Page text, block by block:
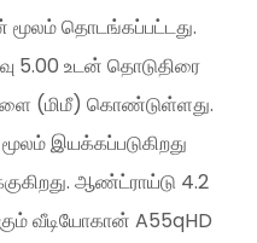
தொடங்கப்பட்டது.
5.00 உடன் தொடுதிரை
(மிமீ) கொண்டுள்ளது.
இயக்கப்படுகிறது
ஆண்ட்ராய்டு 4.2
வீடியோகான் A55qHD